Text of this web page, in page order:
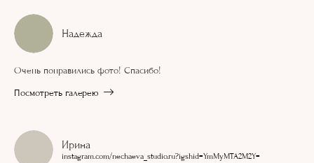
Надежда
Очень понравились фото! Спасибо!
Посмотреть галерею
Ирина
instagram.com/nechaeva_studio.ru?igshid=YmMyMTA2M2Y=